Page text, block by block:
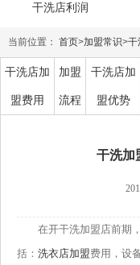
干洗店利润
当前位置： 首页>加盟常识>干
干洗店加
盟费用
加盟
流程
干洗店加
盟优势
干洗加
在开干洗加盟店前期，
括： 洗衣店加盟费用，设